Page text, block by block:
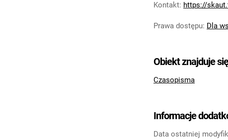
Kontakt: https://
Prawa dostępu: Dla
Obiekt znajduje
Czasopisma
Informacje
Data ostatniej